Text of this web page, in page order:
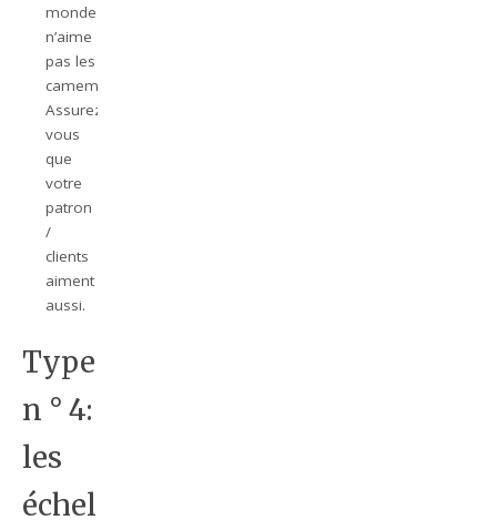
monde
n’aime
pas les
camemberts.
Assurez-
vous
que
votre
patron
/
clients
aiment
aussi.
Type
n ° 4:
les
échelles